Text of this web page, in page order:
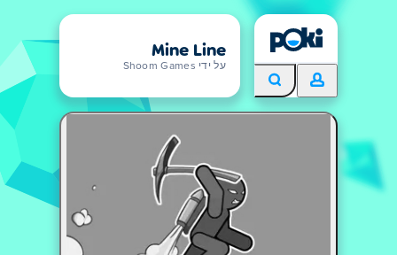
Mine Line
על ידי Shoom Games